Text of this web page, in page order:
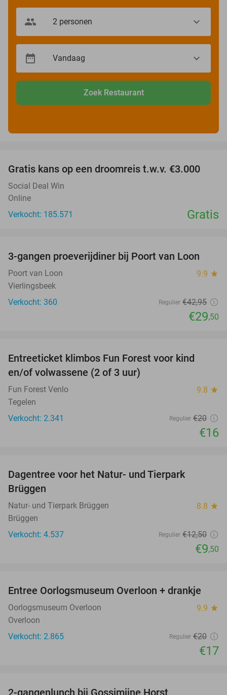
Zoek Restaurant
Gratis kans op een droomreis t.w.v. €3.000
Social Deal Win
Online
Verkocht: 185.571
Gratis
31%
3-gangen proeverijdiner bij Poort van Loon
Poort van Loon 9.9 star
Vierlingsbeek
Verkocht: 360
Regulier €42,95
€29,50
Entreeticket klimbos Fun Forest voor kind
en/of volwassene (2 of 3 uur)
Fun Forest Venlo 9.8 star
Tegelen
Verkocht: 2.341
Regulier €20
€16
Dagentree voor het Natur- und Tierpark
Brüggen
Natur- und Tierpark Brüggen 8.8 star
Brüggen
Verkocht: 4.537
Regulier €12,50
€9,50
15%
Entree Oorlogsmuseum Overloon + drankje
Oorlogsmuseum Overloon 9.9 star
Overloon
Verkocht: 2.865
Regulier €20
€17
2-gangenlunch bij Gossimijne Horst